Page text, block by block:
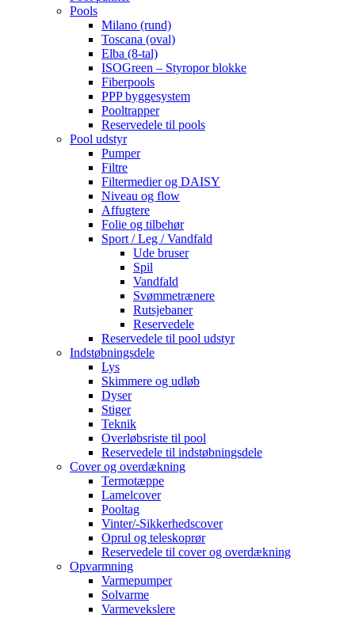
Pools
Milano (rund)
Toscana (oval)
Elba (8-tal)
ISOGreen – Styropor blokke
Fiberpools
PPP byggesystem
Pooltrapper
Reservedele til pools
Pool udstyr
Pumper
Filtre
Filtermedier og DAISY
Niveau og flow
Affugtere
Folie og tilbehør
Sport / Leg / Vandfald
Ude bruser
Spil
Vandfald
Svømmetrænere
Rutsjebaner
Reservedele
Reservedele til pool udstyr
Indstøbningsdele
Lys
Skimmere og udløb
Dyser
Stiger
Teknik
Overløbsriste til pool
Reservedele til indstøbningsdele
Cover og overdækning
Termotæppe
Lamelcover
Pooltag
Vinter/-Sikkerhedscover
Oprul og teleskoprør
Reservedele til cover og overdækning
Opvarmning
Varmepumper
Solvarme
Varmevekslere